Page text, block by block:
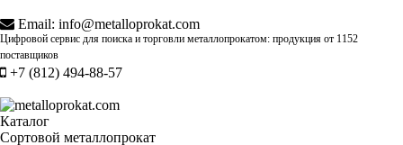
Email: info@metalloprokat.com
Цифровой сервис для поиска и торговли металлопрокатом: продукция от 1152
поставщиков
+7 (812) 494-88-57
Каталог
Сортовой металлопрокат